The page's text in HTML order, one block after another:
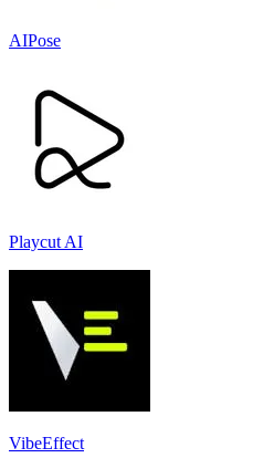
AIPose
Playcut AI
VibeEffect